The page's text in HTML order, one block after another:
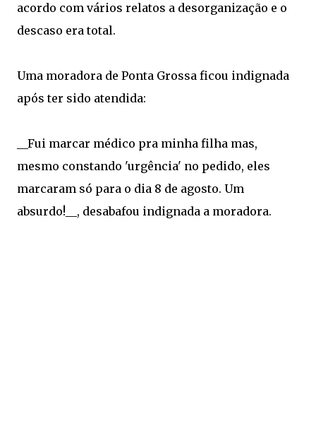
acordo com vários relatos a desorganização e o
descaso era total.
Uma moradora de Ponta Grossa ficou indignada
após ter sido atendida:
__Fui marcar médico pra minha filha mas,
mesmo constando 'urgência' no pedido, eles
marcaram só para o dia 8 de agosto. Um
absurdo!__, desabafou indignada a moradora.